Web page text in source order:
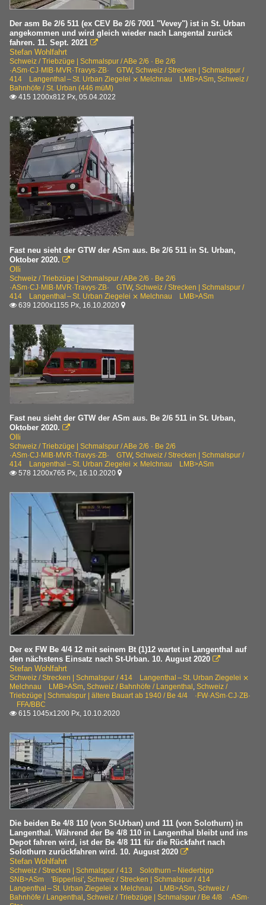
Der asm Be 2/6 511 (ex CEV Be 2/6 7001 "Vevey") ist in St. Urban
angekommen und wird gleich wieder nach Langental zurück
fahren. 11. Sept. 2021 
Stefan Wohlfahrt
Schweiz / Triebzüge | Schmalspur / ABe 2/6 · Be 2/6
·ASm·CJ·MIB·MVR·Travys·ZB· GTW, Schweiz / Strecken | Schmalspur /
414 Langenthal – St. Urban Ziegelei ⨯ Melchnau LMB>ASm, Schweiz /
Bahnhöfe / St. Urban (446 müM)
 415 1200x812 Px, 05.04.2022
Fast neu sieht der GTW der ASm aus. Be 2/6 511 in St. Urban,
Oktober 2020. 
Olli
Schweiz / Triebzüge | Schmalspur / ABe 2/6 · Be 2/6
·ASm·CJ·MIB·MVR·Travys·ZB· GTW, Schweiz / Strecken | Schmalspur /
414 Langenthal – St. Urban Ziegelei ⨯ Melchnau LMB>ASm
 639 1200x1155 Px, 16.10.2020 
Fast neu sieht der GTW der ASm aus. Be 2/6 511 in St. Urban,
Oktober 2020. 
Olli
Schweiz / Triebzüge | Schmalspur / ABe 2/6 · Be 2/6
·ASm·CJ·MIB·MVR·Travys·ZB· GTW, Schweiz / Strecken | Schmalspur /
414 Langenthal – St. Urban Ziegelei ⨯ Melchnau LMB>ASm
 578 1200x765 Px, 16.10.2020 
Der ex FW Be 4/4 12 mit seinem Bt (1)12 wartet in Langenthal auf
den nächstens Einsatz nach St-Urban. 10. August 2020 
Stefan Wohlfahrt
Schweiz / Strecken | Schmalspur / 414 Langenthal – St. Urban Ziegelei ⨯
Melchnau LMB>ASm, Schweiz / Bahnhöfe / Langenthal , Schweiz /
Triebzüge | Schmalspur | ältere Bauart ab 1940 / Be 4/4 ·FW·ASm·CJ·ZB·
FFA/BBC
 615 1045x1200 Px, 10.10.2020
Die beiden Be 4/8 110 (von St-Urban) und 111 (von Solothurn) in
Langenthal. Während der Be 4/8 110 in Langenthal bleibt und ins
Depot fahren wird, ist der Be 4/8 111 für die Rückfahrt nach
Solothurn zurückfahren wird. 10. August 2020 
Stefan Wohlfahrt
Schweiz / Strecken | Schmalspur / 413 Solothurn – Niederbipp
SNB>ASm 'Bipperlisi', Schweiz / Strecken | Schmalspur / 414
Langenthal – St. Urban Ziegelei ⨯ Melchnau LMB>ASm, Schweiz /
Bahnhöfe / Langenthal , Schweiz / Triebzüge | Schmalspur / Be 4/8 ·ASm·